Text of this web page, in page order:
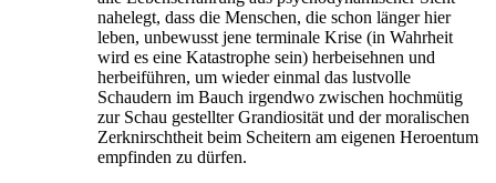
nahelegt, dass die Menschen, die schon länger hier
leben, unbewusst jene terminale Krise (in Wahrheit
wird es eine Katastrophe sein) herbeisehnen und
herbeiführen, um wieder einmal das lustvolle
Schaudern im Bauch irgendwo zwischen hochmütig
zur Schau gestellter Grandiosität und der moralischen
Zerknirschtheit beim Scheitern am eigenen Heroentum
empfinden zu dürfen.